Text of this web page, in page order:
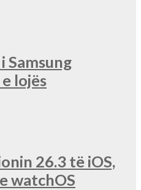
Samsung
lojës
26.3 të iOS,
watchOS